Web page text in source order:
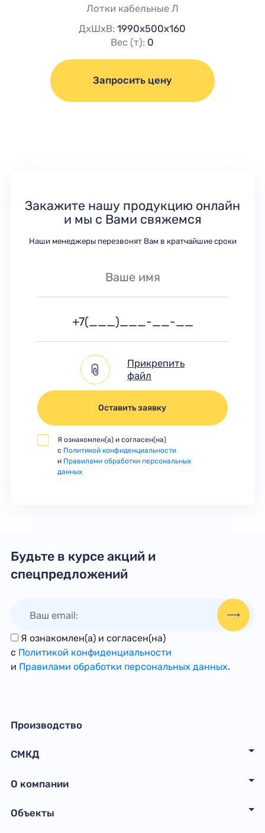
Лотки кабельные Л
ДхШхВ:1990х500х160
Вес (т): 0
Запросить цену
Закажите нашу продукцию онлайн
и мы с Вами свяжемся
Наши менеджеры перезвонят Вам в кратчайшие сроки
Прикрепить
файл
Оставить заявку
Я ознакомлен(а) и согласен(на)
с Политикой конфиденциальности
и Правилами обработки персональных
данных
Будьте в курсе акций и
спецпредложений
Я ознакомлен(а) и согласен(на)
с Политикой конфиденциальности
и Правилами обработки персональных данных.
Производство
СМКД
О компании
Объекты